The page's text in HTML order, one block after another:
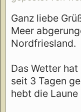
Ganz liebe
Meer
Nordfriesland.
Das Wetter
seit 3 Tagen
hebt die Laune